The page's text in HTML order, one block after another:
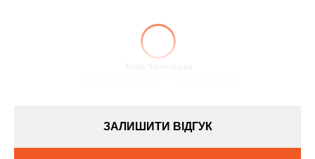
Анна Зеленська
ЗАЛИШИТИ ВІДГУК